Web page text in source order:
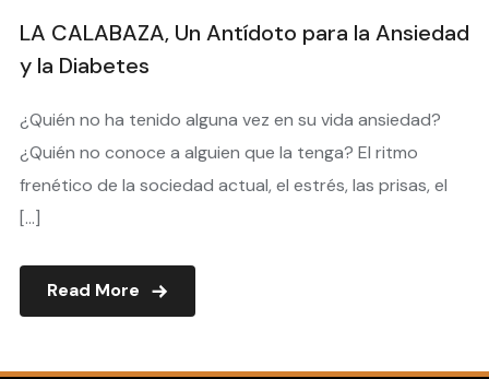
LA CALABAZA, Un Antídoto para la Ansiedad
y la Diabetes
¿Quién no ha tenido alguna vez en su vida ansiedad?
¿Quién no conoce a alguien que la tenga? El ritmo
frenético de la sociedad actual, el estrés, las prisas, el
[…]
Read More